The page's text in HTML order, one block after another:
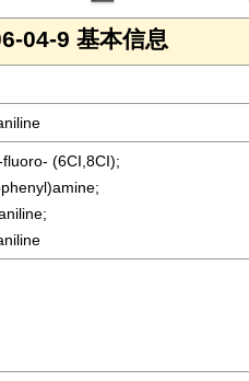
04-9 基本信息
(6CI,8CI);